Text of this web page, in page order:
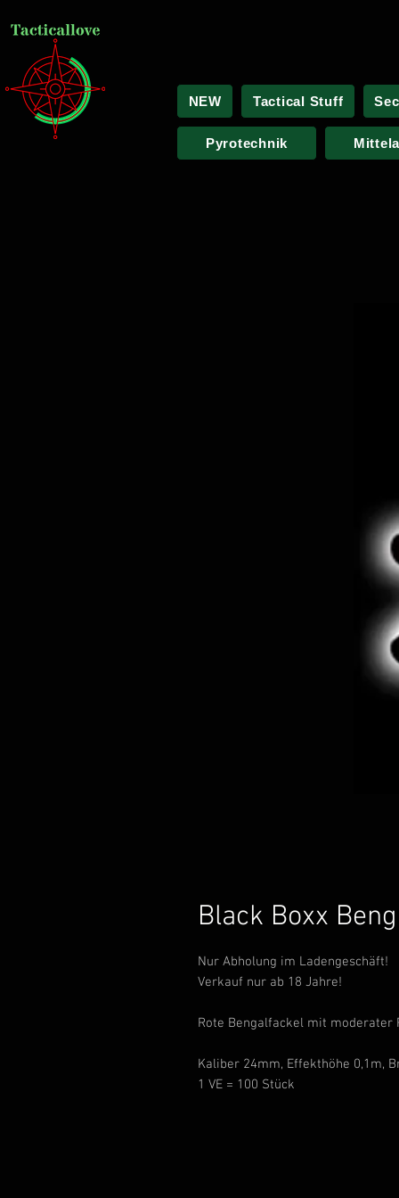
NEW Tactical Stuff
Pyrotechnik
Black Boxx
Nur Abholung im Ladengeschäft!
Verkauf nur ab 18 Jahre!
Rote Bengalfackel mit moderater
Kaliber 24mm, Effekthöhe 0,1m,
1 VE = 100 Stück